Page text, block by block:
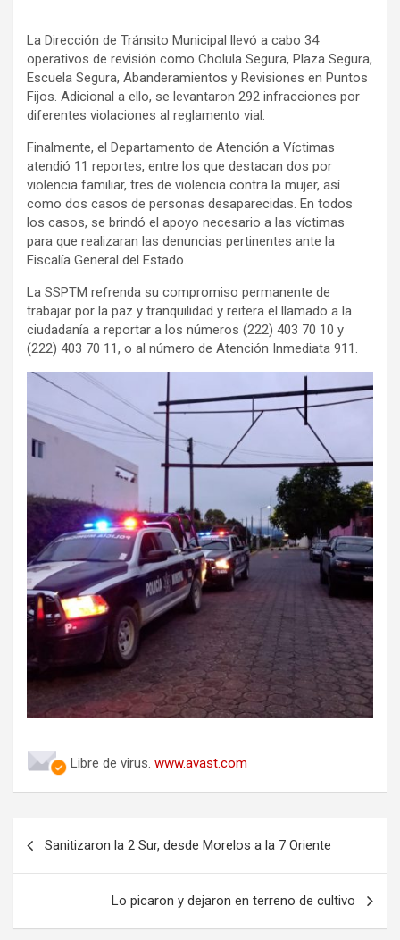
La Dirección de Tránsito Municipal llevó a cabo 34
operativos de revisión como Cholula Segura, Plaza Segura,
Escuela Segura, Abanderamientos y Revisiones en Puntos
Fijos. Adicional a ello, se levantaron 292 infracciones por
diferentes violaciones al reglamento vial.
Finalmente, el Departamento de Atención a Víctimas
atendió 11 reportes, entre los que destacan dos por
violencia familiar, tres de violencia contra la mujer, así
como dos casos de personas desaparecidas. En todos
los casos, se brindó el apoyo necesario a las víctimas
para que realizaran las denuncias pertinentes ante la
Fiscalía General del Estado.
La SSPTM refrenda su compromiso permanente de
trabajar por la paz y tranquilidad y reitera el llamado a la
ciudadanía a reportar a los números (222) 403 70 10 y
(222) 403 70 11, o al número de Atención Inmediata 911.
Libre de virus. www.avast.com
Sanitizaron la 2 Sur, desde Morelos a la 7 Oriente
Lo picaron y dejaron en terreno de cultivo